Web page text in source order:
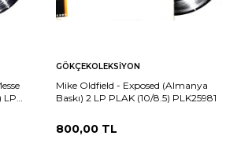
LP
Sepete
Ekle
GÖKÇEKOLEKSIYON
Mike Oldfield - Exposed (Almanya
Baskı) 2 LP PLAK (10/8.5) PLK25981
800,00 TL